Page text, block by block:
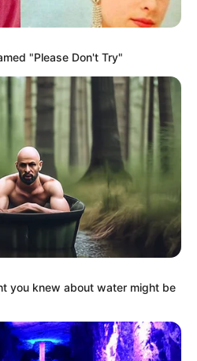
αυτοί
πάντα
"Please Don't Try"
you knew about water might be